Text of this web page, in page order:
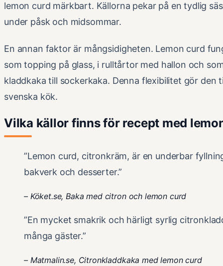
lemon curd märkbart. Källorna pekar på en tydlig
under påsk och midsommar.
En annan faktor är mångsidigheten. Lemon curd
som topping på glass, i rulltårtor med hallon och
kladdkaka till sockerkaka. Denna flexibilitet gör den
svenska kök.
Vilka källor finns för recept med
”Lemon curd, citronkräm, är en underbar
bakverk och desserter.”
– Köket.se, Baka med citron och lemon curd
”En mycket smakrik och härligt syrlig
många gäster.”
– Matmalin.se, Citronkladdkaka med lemon curd